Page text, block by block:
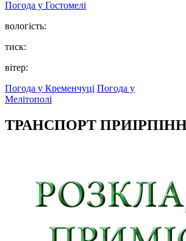
Погода у Гостомелі
вологість:
тиск:
вітер:
Погода у Кременчуці Погода у
Мелітополі
ТРАНСПОРТ